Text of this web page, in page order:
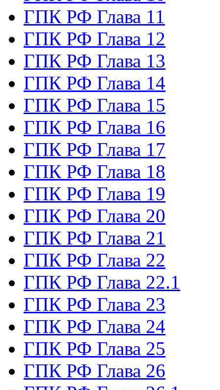
ГПК РФ Глава 11
ГПК РФ Глава 12
ГПК РФ Глава 13
ГПК РФ Глава 14
ГПК РФ Глава 15
ГПК РФ Глава 16
ГПК РФ Глава 17
ГПК РФ Глава 18
ГПК РФ Глава 19
ГПК РФ Глава 20
ГПК РФ Глава 21
ГПК РФ Глава 22
ГПК РФ Глава 22.1
ГПК РФ Глава 23
ГПК РФ Глава 24
ГПК РФ Глава 25
ГПК РФ Глава 26